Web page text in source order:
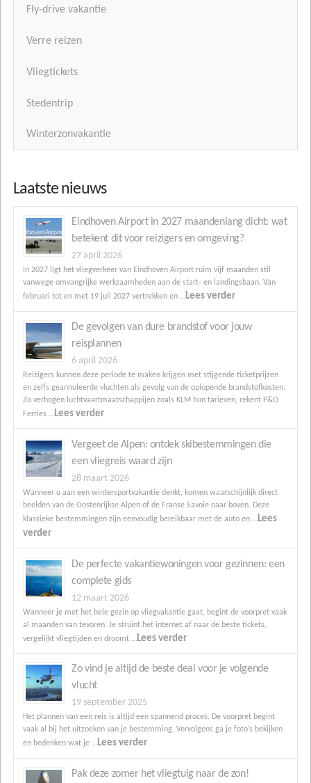
Fly-drive vakantie
Verre reizen
Vliegtickets
Stedentrip
Winterzonvakantie
Laatste nieuws
Eindhoven Airport in 2027 maandenlang dicht: wat
betekent dit voor reizigers en omgeving?
27 april 2026
In 2027 ligt het vliegverkeer van Eindhoven Airport ruim vijf maanden stil
vanwege omvangrijke werkzaamheden aan de start- en landingsbaan. Van
februari tot en met 19 juli 2027 vertrekken en …Lees verder
De gevolgen van dure brandstof voor jouw
reisplannen
6 april 2026
Reizigers kunnen deze periode te maken krijgen met stijgende ticketprijzen
en zelfs geannuleerde vluchten als gevolg van de oplopende brandstofkosten.
Zo verhogen luchtvaartmaatschappijen zoals KLM hun tarieven, rekent P&O
Ferries …Lees verder
Vergeet de Alpen: ontdek skibestemmingen die
een vliegreis waard zijn
28 maart 2026
Wanneer u aan een wintersportvakantie denkt, komen waarschijnlijk direct
beelden van de Oostenrijkse Alpen of de Franse Savoie naar boven. Deze
klassieke bestemmingen zijn eenvoudig bereikbaar met de auto en …Lees
verder
De perfecte vakantiewoningen voor gezinnen: een
complete gids
12 maart 2026
Wanneer je met het hele gezin op vliegvakantie gaat, begint de voorpret vaak
al maanden van tevoren. Je struint het internet af naar de beste tickets,
vergelijkt vliegtijden en droomt …Lees verder
Zo vind je altijd de beste deal voor je volgende
vlucht
19 september 2025
Het plannen van een reis is altijd een spannend proces. De voorpret begint
vaak al bij het uitzoeken van je bestemming. Vervolgens ga je foto’s bekijken
en bedenken wat je …Lees verder
Pak deze zomer het vliegtuig naar de zon!